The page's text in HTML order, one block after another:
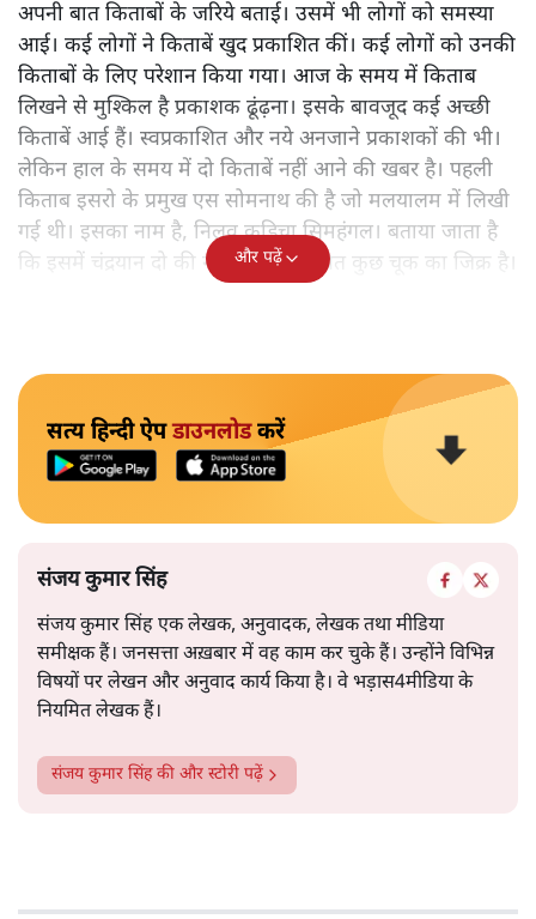
अपनी बात किताबों के जरिये बताई। उसमें भी लोगों को समस्या
आई। कई लोगों ने किताबें खुद प्रकाशित कीं। कई लोगों को उनकी
किताबों के लिए परेशान किया गया। आज के समय में किताब
लिखने से मुश्किल है प्रकाशक ढूंढ़ना। इसके बावजूद कई अच्छी
किताबें आई हैं। स्वप्रकाशित और नये अनजाने प्रकाशकों की भी।
लेकिन हाल के समय में दो किताबें नहीं आने की खबर है। पहली
किताब इसरो के प्रमुख एस सोमनाथ की है जो मलयालम में लिखी
गई थी। इसका नाम है, निलवु कुडिचा सिमहंगल। बताया जाता है
कि इसमें चंद्रयान दो की नाकामी से संबंधित कुछ चूक का जिक्र है।
और पढ़ें
सत्य हिन्दी ऐपडाउनलोडकरें
संजय कुमार सिंह
संजय कुमार सिंह एक लेखक, अनुवादक, लेखक तथा मीडिया
समीक्षक हैं। जनसत्ता अख़बार में वह काम कर चुके हैं। उन्होंने विभिन्न
विषयों पर लेखन और अनुवाद कार्य किया है। वे भड़ास4मीडिया के
नियमित लेखक हैं।
संजय कुमार सिंहकी और स्टोरी पढ़ें